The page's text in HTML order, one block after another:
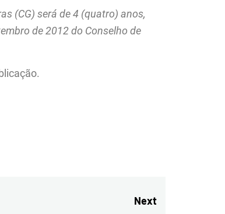
(CG) será de 4 (quatro) anos,
de 2012 do Conselho de
Next